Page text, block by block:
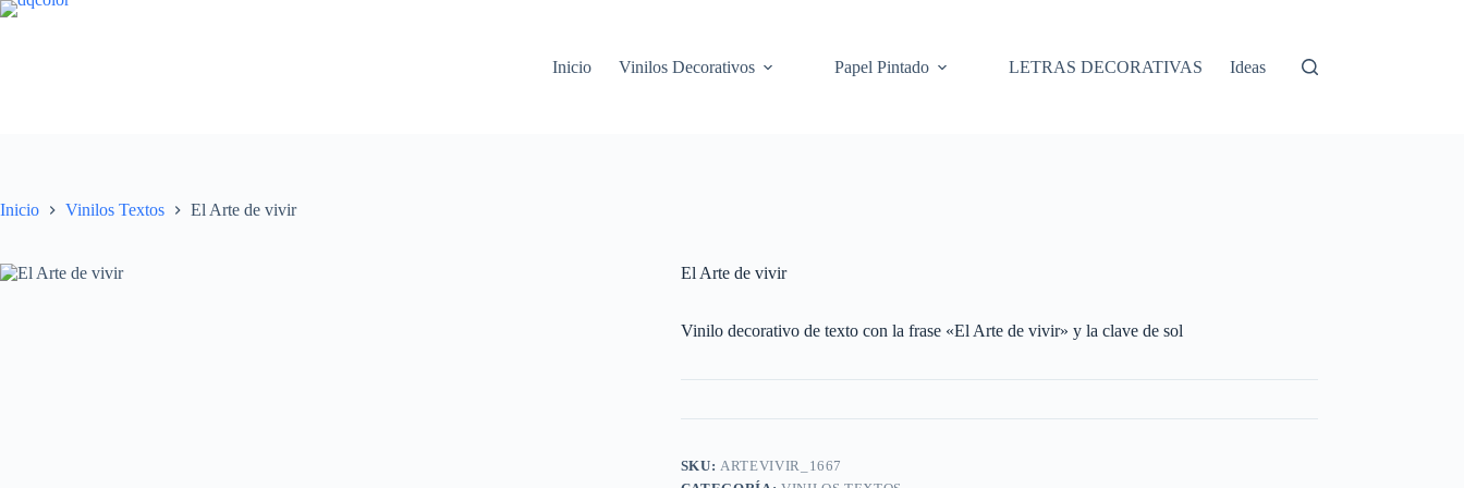
Saltar
Inicio
Vinilos Decorativos Papel Pintado LETRAS DECORATIVAS Ideas
Inicio Vinilos Textos El Arte de vivir
El Arte de vivir
Vinilo decorativo de texto con la frase «El Arte de vivir» y la clave de sol
SKU:ARTEVIVIR_1667